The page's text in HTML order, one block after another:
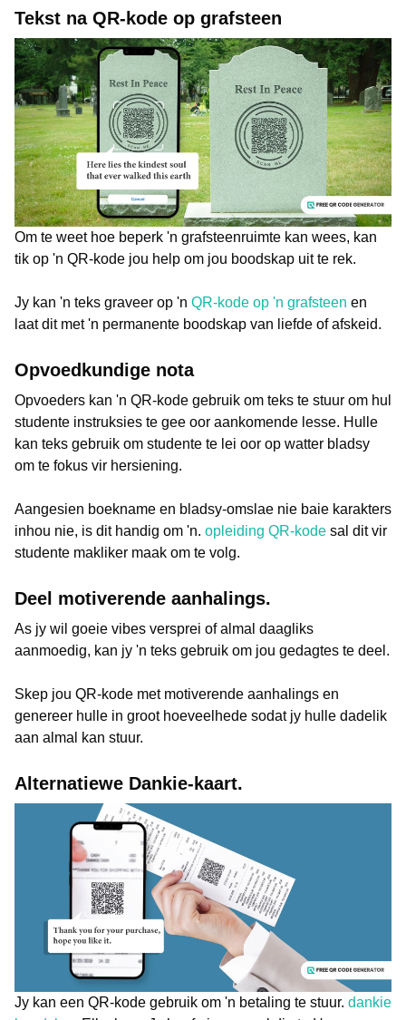
Tekst na QR-kode op grafsteen
Om te weet hoe beperk 'n grafsteenruimte kan wees, kan
tik op 'n QR-kode jou help om jou boodskap uit te rek.
Jy kan 'n teks graveer op 'n QR-kode op 'n grafsteen en
laat dit met 'n permanente boodskap van liefde of afskeid.
Opvoedkundige nota
Opvoeders kan 'n QR-kode gebruik om teks te stuur om hul
studente instruksies te gee oor aankomende lesse. Hulle
kan teks gebruik om studente te lei oor op watter bladsy
om te fokus vir hersiening.
Aangesien boekname en bladsy-omslae nie baie karakters
inhou nie, is dit handig om 'n. opleiding QR-kode sal dit vir
studente makliker maak om te volg.
Deel motiverende aanhalings.
As jy wil goeie vibes versprei of almal daagliks
aanmoedig, kan jy 'n teks gebruik om jou gedagtes te deel.
Skep jou QR-kode met motiverende aanhalings en
genereer hulle in groot hoeveelhede sodat jy hulle dadelik
aan almal kan stuur.
Alternatiewe Dankie-kaart.
Jy kan een QR-kode gebruik om 'n betaling te stuur. dankie